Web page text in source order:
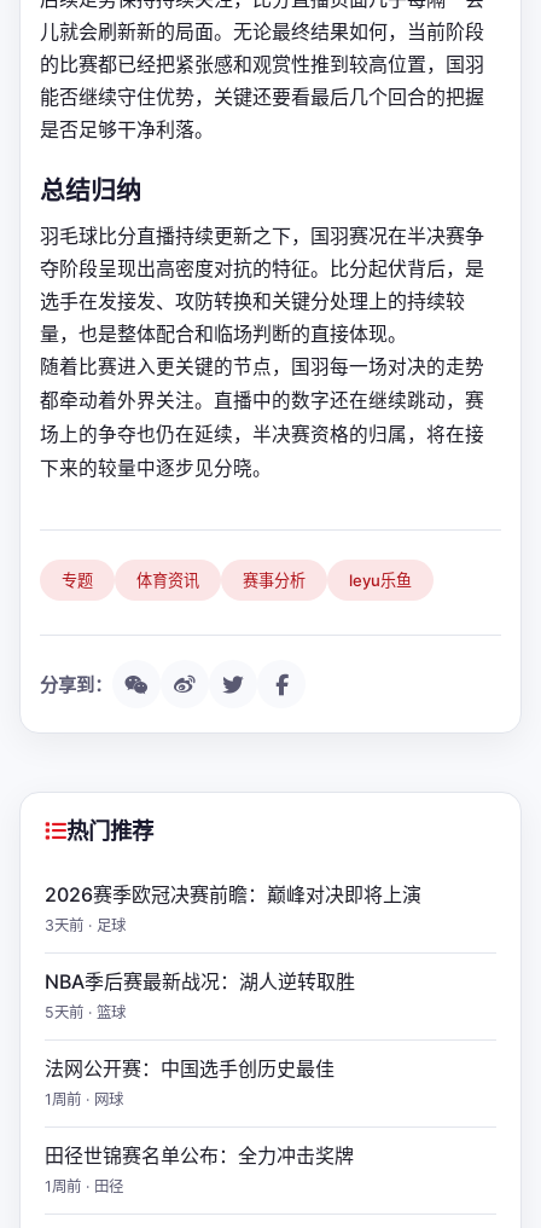
儿就会刷新新的局面。无论最终结果如何，当前阶段
的比赛都已经把紧张感和观赏性推到较高位置，国羽
能否继续守住优势，关键还要看最后几个回合的把握
是否足够干净利落。
总结归纳
羽毛球比分直播持续更新之下，国羽赛况在半决赛争
夺阶段呈现出高密度对抗的特征。比分起伏背后，是
选手在发接发、攻防转换和关键分处理上的持续较
量，也是整体配合和临场判断的直接体现。
随着比赛进入更关键的节点，国羽每一场对决的走势
都牵动着外界关注。直播中的数字还在继续跳动，赛
场上的争夺也仍在延续，半决赛资格的归属，将在接
下来的较量中逐步见分晓。
专题 体育资讯 赛事分析 leyu乐鱼
分享到：
热门推荐
2026赛季欧冠决赛前瞻：巅峰对决即将上演
3天前 · 足球
NBA季后赛最新战况：湖人逆转取胜
5天前 · 篮球
法网公开赛：中国选手创历史最佳
1周前 · 网球
田径世锦赛名单公布：全力冲击奖牌
1周前 · 田径